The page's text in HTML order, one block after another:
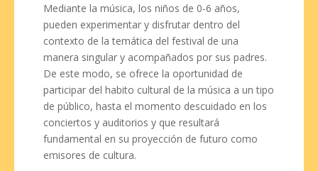
Mediante la música, los niños de 0-6 años,
pueden experimentar y disfrutar dentro del
contexto de la temática del festival de una
manera singular y acompañados por sus padres.
De este modo, se ofrece la oportunidad de
participar del habito cultural de la música a un tipo
de público, hasta el momento descuidado en los
conciertos y auditorios y que resultará
fundamental en su proyección de futuro como
emisores de cultura.